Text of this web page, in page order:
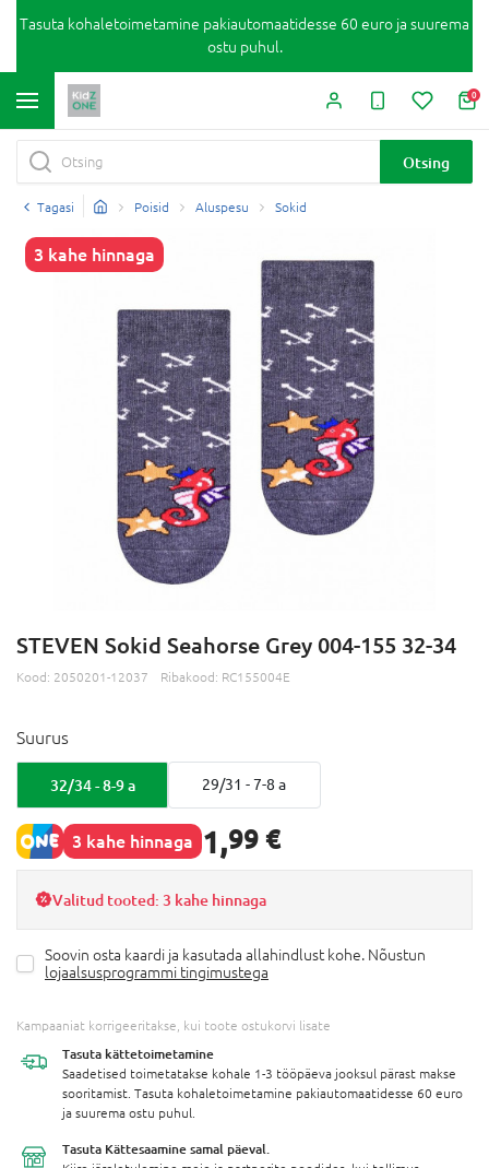
Tasuta kohaletoimetamine pakiautomaatidesse 60 euro ja suurema
ostu puhul.
0
Otsing
Tagasi Poisid Aluspesu Sokid
3 kahe hinnaga
STEVEN Sokid Seahorse Grey 004-155 32-34
Kood: 2050201-12037 Ribakood: RC155004E
Suurus
32/34 - 8-9 a 29/31 - 7-8 a
3 kahe hinnaga 1,99 €
Valitud tooted: 3 kahe hinnaga
Soovin osta kaardi ja kasutada allahindlust kohe. Nõustun
lojaalsusprogrammi tingimustega
Kampaaniat korrigeeritakse, kui toote ostukorvi lisate
Tasuta kättetoimetamine
Saadetised toimetatakse kohale 1-3 tööpäeva jooksul pärast makse
sooritamist. Tasuta kohaletoimetamine pakiautomaatidesse 60 euro
ja suurema ostu puhul.
Tasuta Kättesaamine samal päeval.